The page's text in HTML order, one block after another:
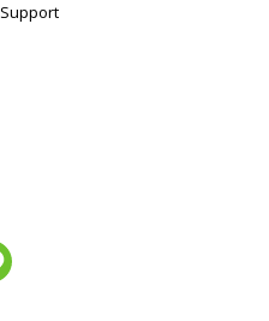
Support